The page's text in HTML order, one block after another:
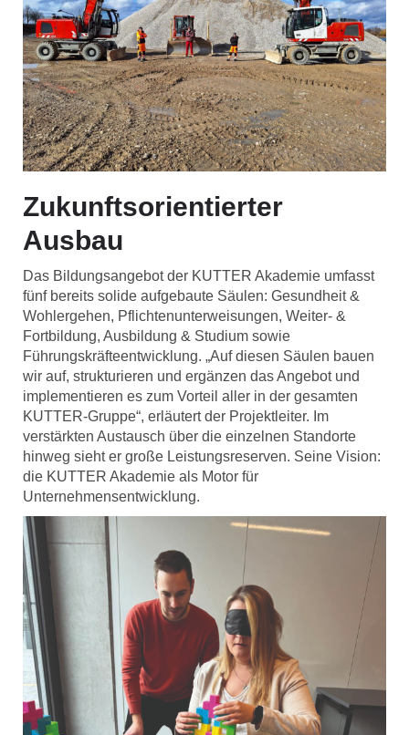
Zukunftsorientierter
Ausbau
Das Bildungsangebot der KUTTER Akademie umfasst
fünf bereits solide aufgebaute Säulen: Gesundheit &
Wohlergehen, Pflichtenunterweisungen, Weiter- &
Fortbildung, Ausbildung & Studium sowie
Führungskräfteentwicklung. „Auf diesen Säulen bauen
wir auf, strukturieren und ergänzen das Angebot und
implementieren es zum Vorteil aller in der gesamten
KUTTER-Gruppe“, erläutert der Projektleiter. Im
verstärkten Austausch über die einzelnen Standorte
hinweg sieht er große Leistungsreserven. Seine Vision:
die KUTTER Akademie als Motor für
Unternehmensentwicklung.